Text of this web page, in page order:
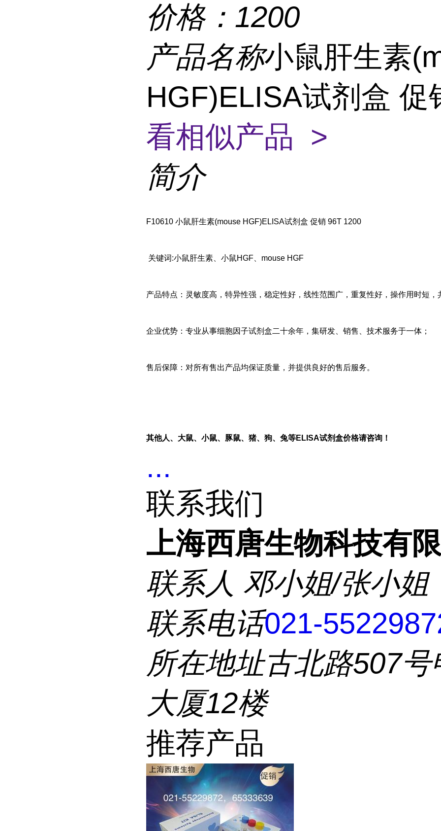
价格： 1200
产品名称小鼠肝生素
HGF)ELISA试剂盒
看相似产品 >
简介
F10610 小鼠肝生素(mouse HGF)ELISA试剂盒 促销 96T 1200
关键词:小鼠肝生素、小鼠HGF、mouse HGF
产品特点：灵敏度高，特异性强，稳定性好，线性范围广，重复性好，操作用时短，
企业优势：专业从事细胞因子试剂盒二十余年，集研发、销售、技术服务于一体；
售后保障：对所有售出产品均保证质量，并提供良好的售后服务。
其他人、大鼠、小鼠、豚鼠、猪、狗、兔等ELISA试剂盒价格请咨询！
...
联系我们
上海西唐生物科技有
联系人 邓小姐/张小姐
联系电话021-
所在地址古北路507号
大厦12楼
推荐产品